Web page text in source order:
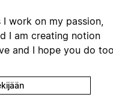
work on my passion,
I am creating notion
and I hope you do